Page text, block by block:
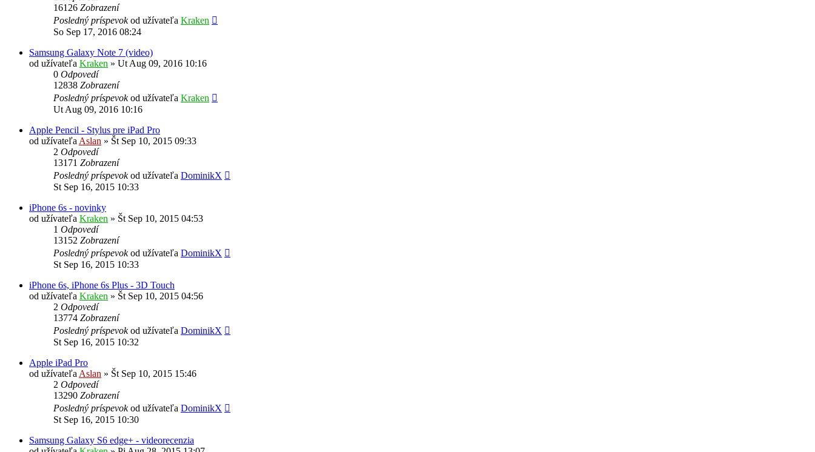
16126 Zobrazení
Posledný príspevokod užívateľa Kraken
So Sep 17, 2016 08:24
Samsung Galaxy Note 7 (video)
od užívateľa Kraken » Ut Aug 09, 2016 10:16
0 Odpovedí
12838 Zobrazení
Posledný príspevokod užívateľa Kraken
Ut Aug 09, 2016 10:16
Apple Pencil - Stylus pre iPad Pro
od užívateľa Aslan » Št Sep 10, 2015 09:33
2 Odpovedí
13171 Zobrazení
Posledný príspevokod užívateľa DominikX
St Sep 16, 2015 10:33
iPhone 6s - novinky
od užívateľa Kraken » Št Sep 10, 2015 04:53
1 Odpovedí
13152 Zobrazení
Posledný príspevokod užívateľa DominikX
St Sep 16, 2015 10:33
iPhone 6s, iPhone 6s Plus - 3D Touch
od užívateľa Kraken » Št Sep 10, 2015 04:56
2 Odpovedí
13774 Zobrazení
Posledný príspevokod užívateľa DominikX
St Sep 16, 2015 10:32
Apple iPad Pro
od užívateľa Aslan » Št Sep 10, 2015 15:46
2 Odpovedí
13290 Zobrazení
Posledný príspevokod užívateľa DominikX
St Sep 16, 2015 10:30
Samsung Galaxy S6 edge+ - videorecenzia